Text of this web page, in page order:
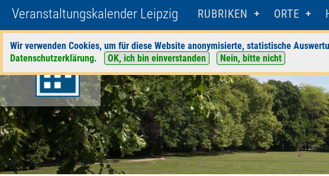
Veranstaltungskalender Leipzig RUBRIKEN ORTE
Wir verwenden Cookies, um für diese Website anonymisierte, statistische
Datenschutzerklärung. OK, ich bin einverstanden Nein, bitte nicht